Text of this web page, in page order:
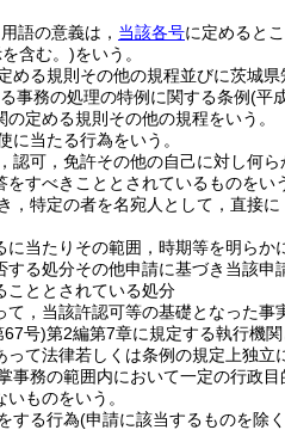
語の意義は， 当該各号に定めるとこ
含む。)をいう。
る規則その他の規程並びに茨城
事務の処理の特例に関する条例(平
定める規則その他の規程をいう。
当たる行為をいう。
可，免許その他の自己に対し何ら
すべきこととされているものをい
特定の者を名宛人として，直接に
当たりその範囲，時期等を明ら
る処分その他申請に基づき当該
こととされている処分
，当該許認可等の基礎となった
67号)第2編第7章に規定する執行機
て法律若しくは条例の規定上独立
務の範囲内において一定の行政
ものをいう。
する行為(申請に該当するものを除